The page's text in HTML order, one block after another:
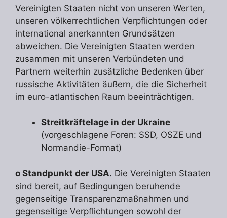
Vereinigten Staaten nicht von unseren Werten,
unseren völkerrechtlichen Verpflichtungen oder
international anerkannten Grundsätzen
abweichen. Die Vereinigten Staaten werden
zusammen mit unseren Verbündeten und
Partnern weiterhin zusätzliche Bedenken über
russische Aktivitäten äußern, die die Sicherheit
im euro-atlantischen Raum beeinträchtigen.
Streitkräftelage in der Ukraine
(vorgeschlagene Foren: SSD, OSZE und
Normandie-Format)
o Standpunkt der USA. Die Vereinigten Staaten
sind bereit, auf Bedingungen beruhende
gegenseitige Transparenzmaßnahmen und
gegenseitige Verpflichtungen sowohl der